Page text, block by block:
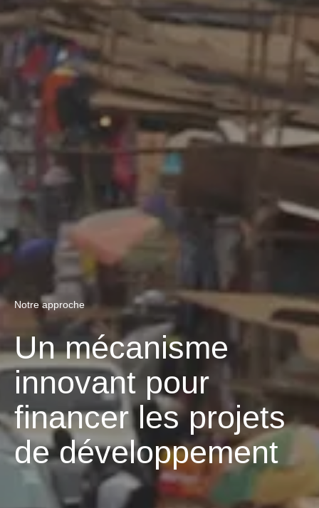
Notre approche
Un mécanisme
innovant pour
financer les projets
de développement